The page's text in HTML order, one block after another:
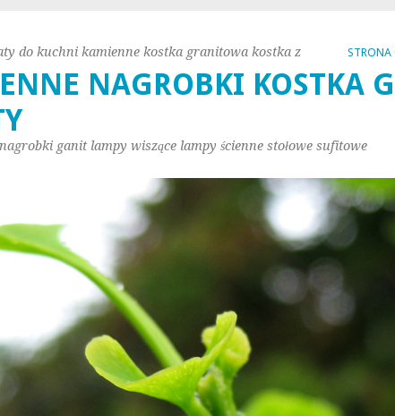
STRONA
NAGROBKI KOSTKA
do kuchni kamienne kostka granitowa kostka z
ganit lampy wiszące lampy ścienne stołowe sufitowe